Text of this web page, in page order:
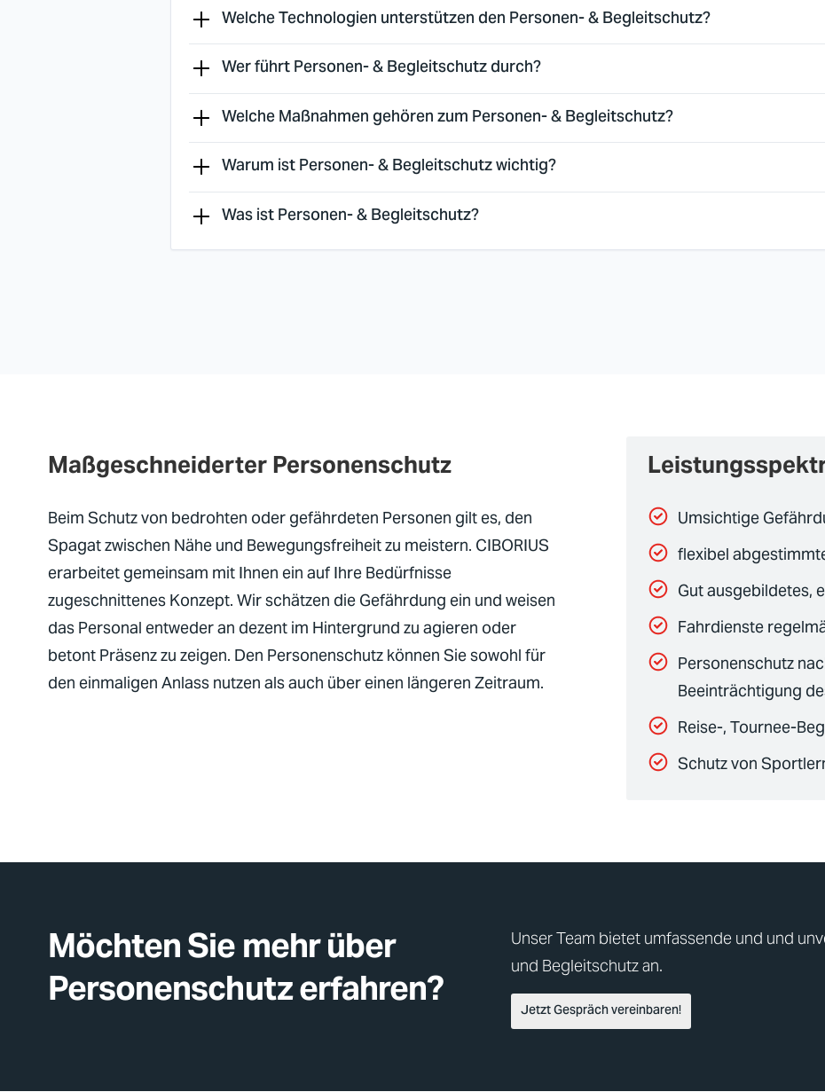
Welche Technologien unterstützen den Personen- & Begleitschutz?
Wer führt Personen- & Begleitschutz durch?
Welche Maßnahmen gehören zum Personen- & Begleitschutz?
Warum ist Personen- & Begleitschutz wichtig?
Was ist Personen- & Begleitschutz?
Maßgeschneiderter Personenschutz
Beim Schutz von bedrohten oder gefährdeten Personen gilt es, den
Spagat zwischen Nähe und Bewegungsfreiheit zu meistern. CIBORIUS
erarbeitet gemeinsam mit Ihnen ein auf Ihre Bedürfnisse
zugeschnittenes Konzept. Wir schätzen die Gefährdung ein und weisen
das Personal entweder an dezent im Hintergrund zu agieren oder
betont Präsenz zu zeigen. Den Personenschutz können Sie sowohl für
den einmaligen Anlass nutzen als auch über einen längeren Zeitraum.
Umsichtige
flexibel
Gut ausgebildetes,
Fahrdienste
Personenschutz
Beeinträchtigung
Reise-, Tournee-
Schutz von
Möchten Sie mehr über
Personenschutz erfahren?
Unser Team bietet umfassende und und
und Begleitschutz an.
Jetzt Gespräch vereinbaren!